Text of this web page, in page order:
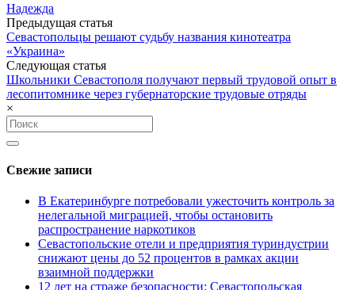
Надежда
Post
navigation
Предыдущая статья
Севастопольцы решают судьбу названия кинотеатра
«Украина»
Следующая статья
Школьники Севастополя получают первый трудовой опыт в
лесопитомнике через губернаторские трудовые отряды
×
Search
for:
Свежие записи
В Екатеринбурге потребовали ужесточить контроль за
нелегальной миграцией, чтобы остановить
распространение наркотиков
Севастопольские отели и предприятия туриндустрии
снижают цены до 52 процентов в рамках акции
взаимной поддержки
12 лет на страже безопасности: Севастопольская